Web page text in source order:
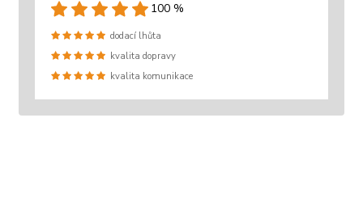
100 %
dodací lhůta
kvalita dopravy
kvalita komunikace